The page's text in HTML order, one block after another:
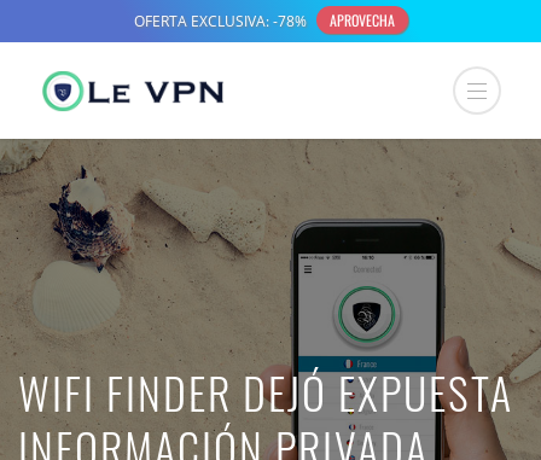
WIFI FINDER DEJÓ EXPUESTA